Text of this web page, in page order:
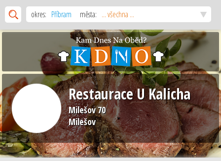
okres: Příbram města: ... všechna ...
Restaurace U Kalicha
Milešov 70
Milešov